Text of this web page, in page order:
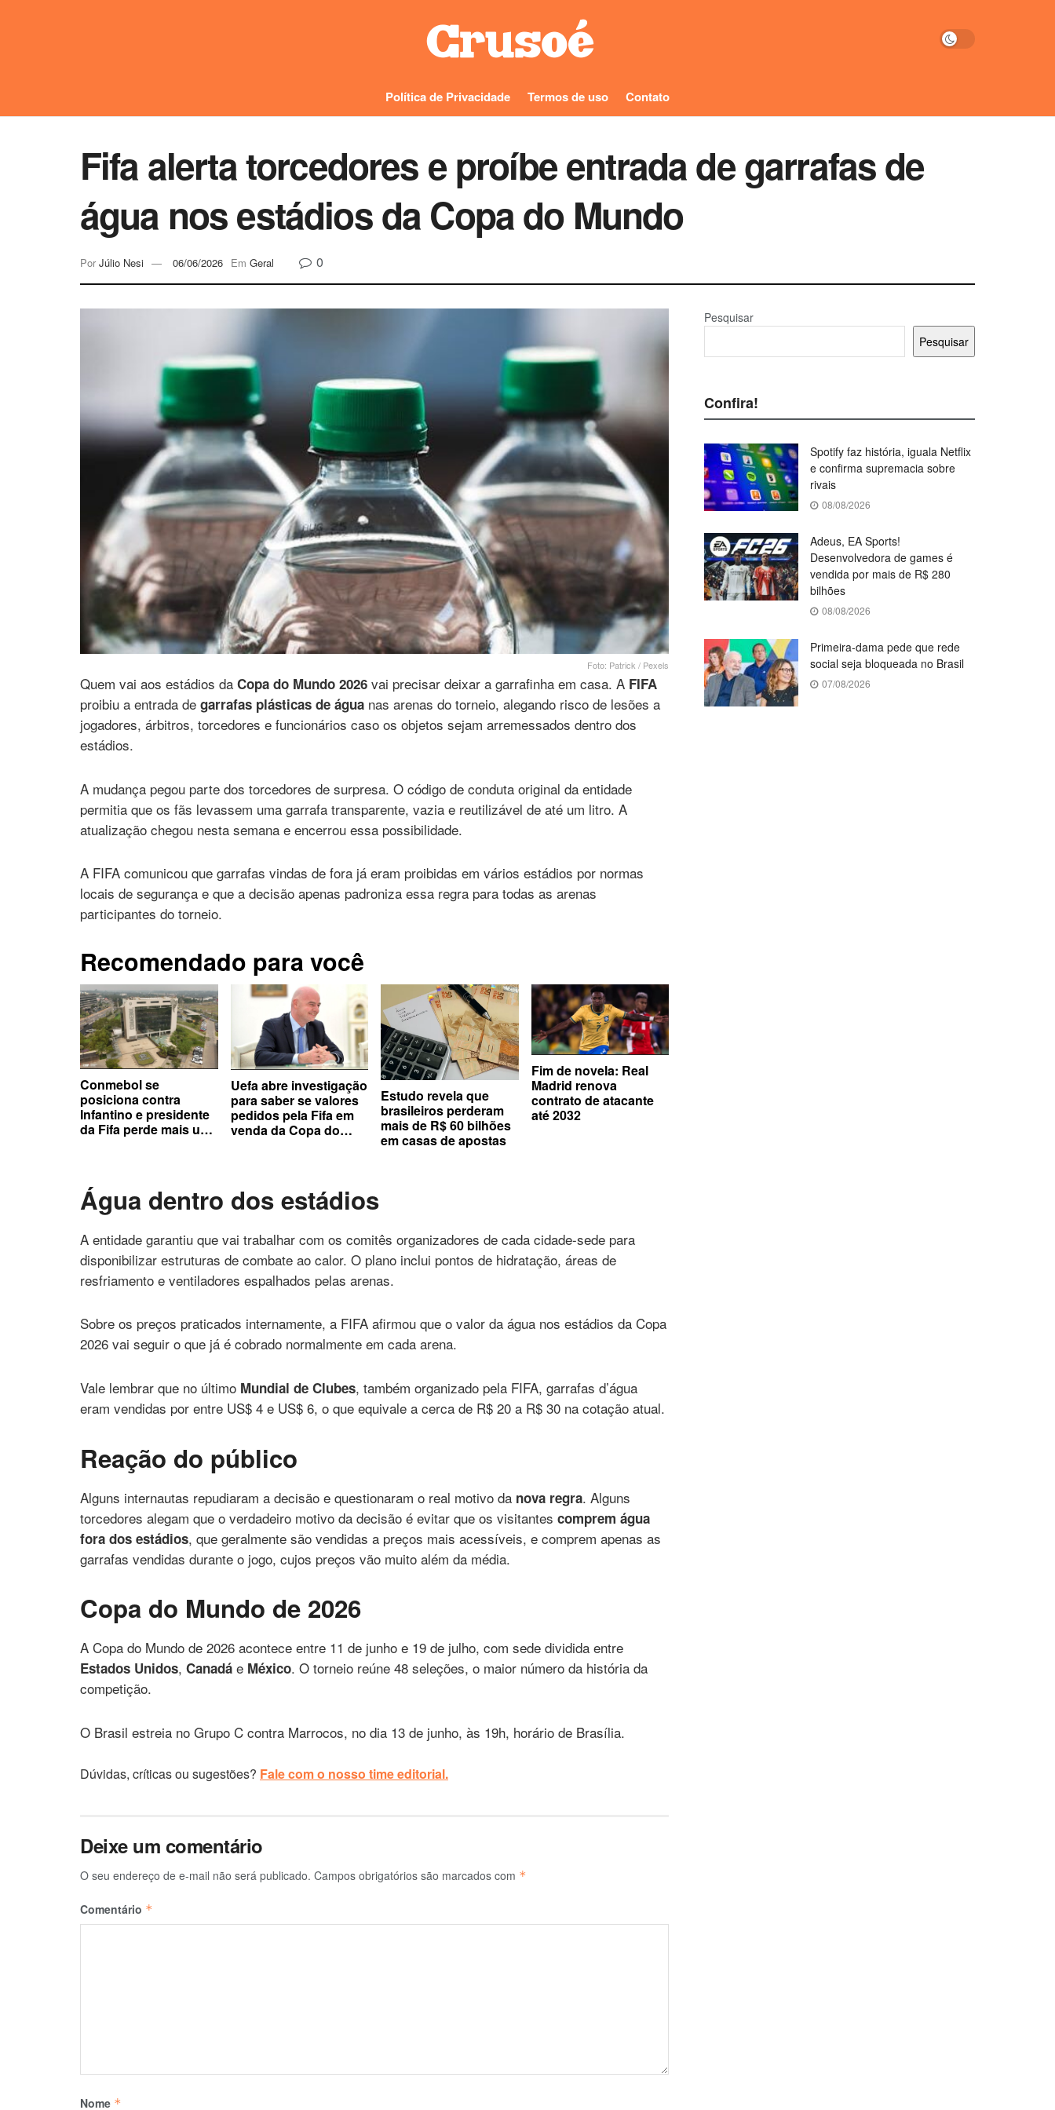
Política de Privacidade Termos de uso Contato
Fifa alerta torcedores e proíbe entrada de garrafas de
água nos estádios da Copa do Mundo
Por Júlio Nesi 06/06/2026 Em Geral 0
Foto: Patrick / Pexels
Quem vai aos estádios da Copa do Mundo 2026 vai precisar deixar a garrafinha em casa. A FIFA
proibiu a entrada de garrafas plásticas de água nas arenas do torneio, alegando risco de lesões a
jogadores, árbitros, torcedores e funcionários caso os objetos sejam arremessados dentro dos
estádios.
A mudança pegou parte dos torcedores de surpresa. O código de conduta original da entidade
permitia que os fãs levassem uma garrafa transparente, vazia e reutilizável de até um litro. A
atualização chegou nesta semana e encerrou essa possibilidade.
A FIFA comunicou que garrafas vindas de fora já eram proibidas em vários estádios por normas
locais de segurança e que a decisão apenas padroniza essa regra para todas as arenas
participantes do torneio.
Recomendado para você
Conmebol se
posiciona contra
Infantino e presidente
da Fifa perde mais um
Uefa abre investigação
para saber se valores
pedidos pela Fifa em
venda da Copa do
Estudo revela que
brasileiros perderam
mais de R$ 60 bilhões
em casas de apostas
Fim de novela: Real
Madrid renova
contrato de atacante
até 2032
Água dentro dos estádios
A entidade garantiu que vai trabalhar com os comitês organizadores de cada cidade-sede para
disponibilizar estruturas de combate ao calor. O plano inclui pontos de hidratação, áreas de
resfriamento e ventiladores espalhados pelas arenas.
Sobre os preços praticados internamente, a FIFA afirmou que o valor da água nos estádios da Copa
2026 vai seguir o que já é cobrado normalmente em cada arena.
Vale lembrar que no último Mundial de Clubes, também organizado pela FIFA, garrafas d’água
eram vendidas por entre US$ 4 e US$ 6, o que equivale a cerca de R$ 20 a R$ 30 na cotação atual.
Reação do público
Alguns internautas repudiaram a decisão e questionaram o real motivo da nova regra. Alguns
torcedores alegam que o verdadeiro motivo da decisão é evitar que os visitantes comprem água
fora dos estádios, que geralmente são vendidas a preços mais acessíveis, e comprem apenas as
garrafas vendidas durante o jogo, cujos preços vão muito além da média.
Copa do Mundo de 2026
A Copa do Mundo de 2026 acontece entre 11 de junho e 19 de julho, com sede dividida entre
Estados Unidos, Canadá e México. O torneio reúne 48 seleções, o maior número da história da
competição.
O Brasil estreia no Grupo C contra Marrocos, no dia 13 de junho, às 19h, horário de Brasília.
Dúvidas, críticas ou sugestões? Fale com o nosso time editorial.
Deixe um comentário
O seu endereço de e-mail não será publicado. Campos obrigatórios são marcados com *
Comentário *
Nome *
Pesquisar
Pesquisar
Confira!
Spotify faz história, iguala Netflix
e confirma supremacia sobre
rivais
08/08/2026
Adeus, EA Sports!
Desenvolvedora de games é
vendida por mais de R$ 280
bilhões
08/08/2026
Primeira-dama pede que rede
social seja bloqueada no Brasil
07/08/2026